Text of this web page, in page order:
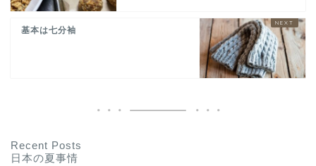
基本は七分袖
Recent Posts
日本の夏事情